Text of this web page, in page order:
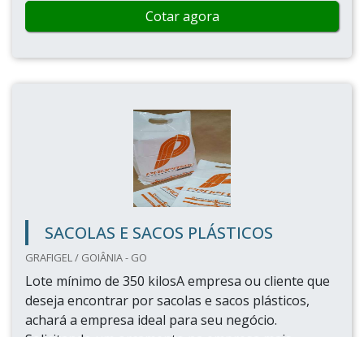
Cotar agora
SACOLAS E SACOS PLÁSTICOS
GRAFIGEL / GOIÂNIA - GO
Lote mínimo de 350 kilosA empresa ou cliente que
deseja encontrar por sacolas e sacos plásticos,
achará a empresa ideal para seu negócio.